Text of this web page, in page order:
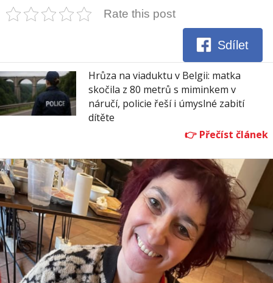
Rate this post
Sdílet
Hrůza na viaduktu v Belgii: matka
skočila z 80 metrů s miminkem v
náručí, policie řeší i úmyslné zabití
dítěte